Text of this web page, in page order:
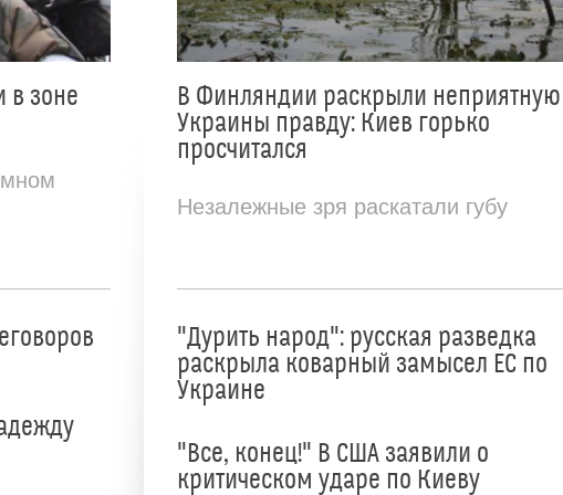
в зоне
В Финляндии раскрыли
Украины правду: Киев горько
просчитался
Незалежные зря раскатали губу
"Дурить народ": русская разведка
раскрыла коварный замысел ЕС по
Украине
"Все, конец!" В США заявили о
критическом ударе по Киеву